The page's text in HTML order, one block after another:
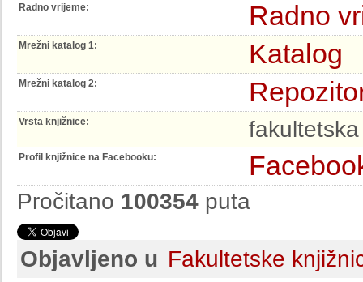
Radno vrijeme: Radno
Mrežni katalog 1: Katalog
Mrežni katalog 2:
Vrsta knjižnice:
Profil knjižnice na Facebooku:
Pročitano 100354 puta
Objavljeno u Fakultetske